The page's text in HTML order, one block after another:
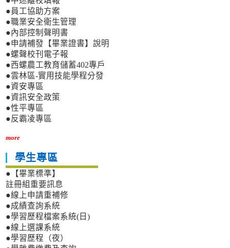
●員工協助方案
●職業安全衛生管理
●內部控制聲明書
●申請補發【畢業證書】說明
●螺聲校刊電子報
●西螺農工教育儲蓄402專戶
●雲林區-實用技能學程分發
●資安專區
●資訊安全政策
●性平專區
●反霸凌專區
more
學生專區
●【畢業標準】
註冊組重要訊息
●線上申請重補修
●成績查詢系統
●學習歷程檔案系統(日)
●線上選課系統
●學習歷程（夜）